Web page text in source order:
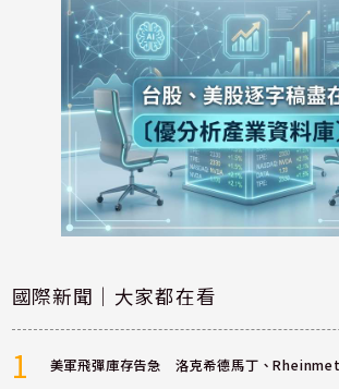
國際新聞｜大家都在看
1 美軍飛彈庫存告急 洛克希德馬丁、